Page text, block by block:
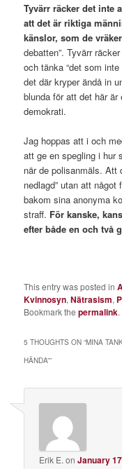
Tyvärr räcker det inte
att det är riktiga
känslor, som de
debatten”. Tyvärr
och tänka “det som
det där kryper ändå in
blunda för att det här
demokrati.
Jag hoppas att i och
att ge en spegling i hur
när de polisanmäls. Att
nedlagd” utan att
bakom sina anonyma
straff. För kanske,
efter både en och två
This entry was posted in
Kvinnosyn,Nätrasism,
Bookmark thepermalink.
5 THOUGHTS ON “MINA
HÄNDA””
Erik E. onJanuary